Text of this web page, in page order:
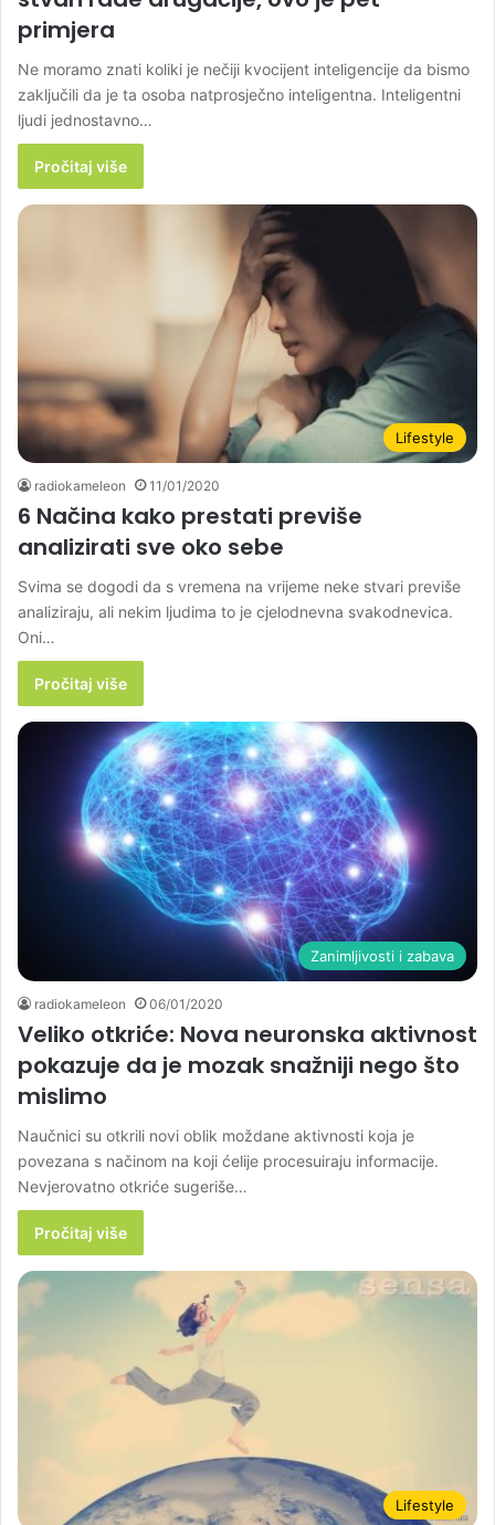
primjera
Ne moramo znati koliki je nečiji kvocijent inteligencije da bismo
zaključili da je ta osoba natprosječno inteligentna. Inteligentni
ljudi jednostavno…
Pročitaj više
Lifestyle
radiokameleon 11/01/2020
6 Načina kako prestati previše
analizirati sve oko sebe
Svima se dogodi da s vremena na vrijeme neke stvari previše
analiziraju, ali nekim ljudima to je cjelodnevna svakodnevica.
Oni…
Pročitaj više
Zanimljivosti i zabava
radiokameleon 06/01/2020
Veliko otkriće: Nova neuronska aktivnost
pokazuje da je mozak snažniji nego što
mislimo
Naučnici su otkrili novi oblik moždane aktivnosti koja je
povezana s načinom na koji ćelije procesuiraju informacije.
Nevjerovatno otkriće sugeriše…
Pročitaj više
Lifestyle